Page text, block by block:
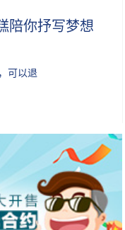
陪你抒写梦想
可以退